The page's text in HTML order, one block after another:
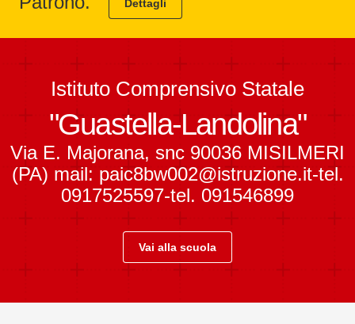
Dettagli
Istituto Comprensivo Statale
"Guastella-Landolina"
Via E. Majorana, snc 90036 MISILMERI
(PA) mail: paic8bw002@istruzione.it-tel.
0917525597-tel. 091546899
Vai alla scuola